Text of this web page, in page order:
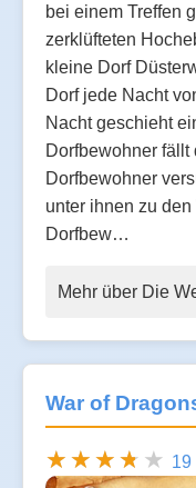
bei einem Treffen
zerklüfteten
kleine Dorf
Dorf jede Nacht
Nacht geschieht
Dorfbewohner fällt
Dorfbewohner
unter ihnen zu
Dorfbew…
Mehr über Die
War of
19